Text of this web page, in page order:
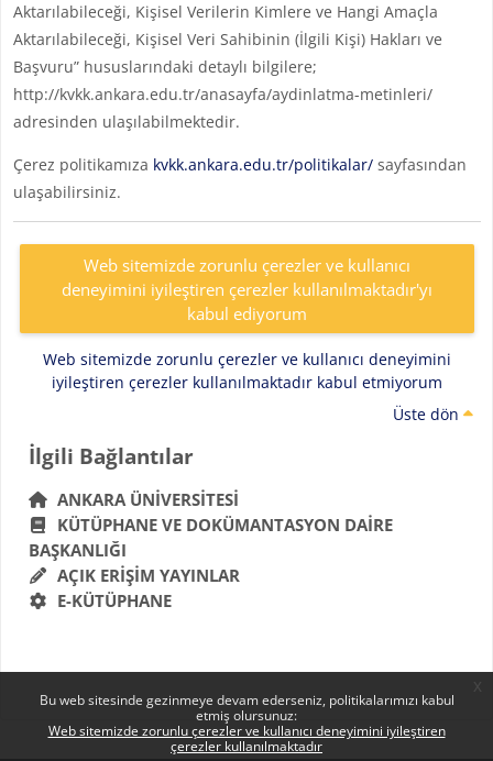
Bu web sitesinde gezinmeye devam ederseniz, politikalarımızı kabul
etmiş olursunuz:
Web sitemizde zorunlu çerezler ve kullanıcı deneyimini iyileştiren
çerezler kullanılmaktadır
Aktarılabileceği, Kişisel Verilerin Kimlere ve Hangi Amaçla
Aktarılabileceği, Kişisel Veri Sahibinin (İlgili Kişi) Hakları ve
Başvuru” hususlarındaki detaylı bilgilere;
http://kvkk.ankara.edu.tr/anasayfa/aydinlatma-metinleri/
adresinden ulaşılabilmektedir.
Çerez politikamıza kvkk.ankara.edu.tr/politikalar/sayfasından
ulaşabilirsiniz.
Web sitemizde zorunlu çerezler ve kullanıcı
deneyimini iyileştiren çerezler kullanılmaktadır'yı
kabul ediyorum
Web sitemizde zorunlu çerezler ve kullanıcı deneyimini
iyileştiren çerezler kullanılmaktadır kabul etmiyorum
Üste dön
Bloklar
İlgili Bağlantılar 'yı atla
İlgili Bağlantılar
ANKARA ÜNIVERSITESI
KÜTÜPHANE VE DOKÜMANTASYON DAIRE
BAŞKANLIĞI
AÇIK ERIŞIM YAYINLAR
E-KÜTÜPHANE